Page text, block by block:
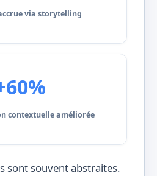
via storytelling
contextuelle améliorée
sont souvent abstraites.